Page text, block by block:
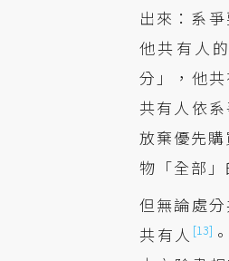
出來：系
他共有人
分」，他
共有人依
放棄優先
物「全部
但無論處
共有人 [13]